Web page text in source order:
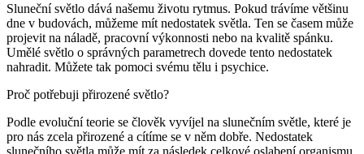
Sluneční světlo dává našemu životu rytmus. Pokud trávíme většinu
dne v budovách, můžeme mít nedostatek světla. Ten se časem může
projevit na náladě, pracovní výkonnosti nebo na kvalitě spánku.
Umělé světlo o správných parametrech dovede tento nedostatek
nahradit. Můžete tak pomoci svému tělu i psychice.
Proč potřebuji přirozené světlo?
Podle evoluční teorie se člověk vyvíjel na slunečním světle, které je
pro nás zcela přirozené a cítíme se v něm dobře. Nedostatek
slunečního světla může mít za následek celkové oslabení organismu